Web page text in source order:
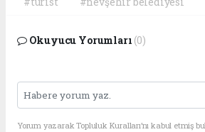
Okuyucu Yorumları (0)
Yorum yazarak Topluluk Kuralları’nı kabul etmiş